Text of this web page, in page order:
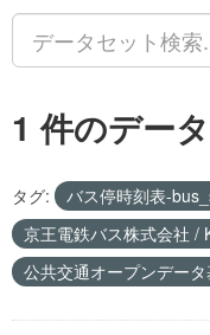
1 件のデー
タグ: バス停時刻表-
京王電鉄バス株式会社 /
公共交通オープンデー